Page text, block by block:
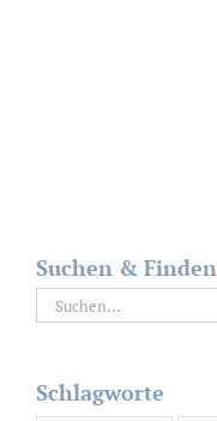
Suchen & Finden
Suche
nach:
Schlagworte